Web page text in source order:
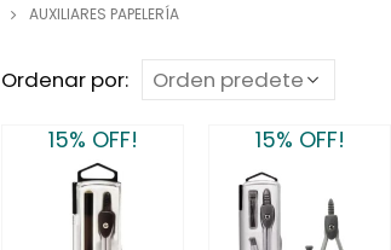
AUXILIARES PAPELERÍA
Ordenar por:
15% OFF! 15% OFF!